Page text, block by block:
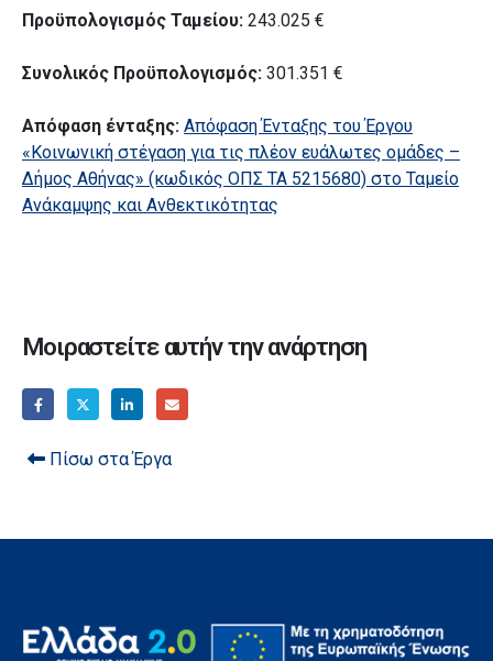
Προϋπολογισμός Ταμείου: 243.025 €
Συνολικός Προϋπολογισμός: 301.351 €
Απόφαση ένταξης: Απόφαση Ένταξης του Έργου
«Κοινωνική στέγαση για τις πλέον ευάλωτες ομάδες –
Δήμος Αθήνας» (κωδικός ΟΠΣ ΤΑ 5215680) στο Ταμείο
Ανάκαμψης και Ανθεκτικότητας
Μοιραστείτε αυτήν την ανάρτηση
Πίσω στα Έργα